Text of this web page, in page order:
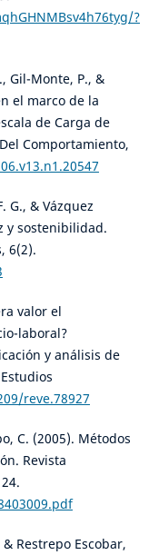
?
Gil-Monte, P., &
el marco de la
de Carga de
Comportamiento,
G., & Vázquez
y sostenibilidad.
6(2).
valor el
laboral?
y análisis de
reve.78927
C. (2005). Métodos
Revista
Restrepo Escobar,